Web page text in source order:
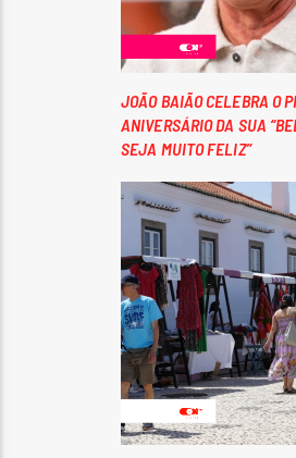
JOÃO BAIÃO CELEBRA O
ANIVERSÁRIO DA SUA
SEJA MUITO FELIZ”